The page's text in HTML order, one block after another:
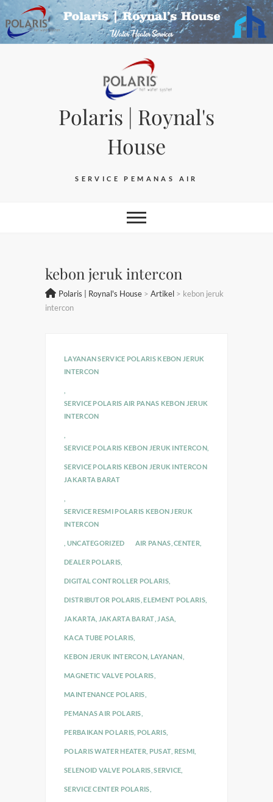
Skip
to
content
Polaris | Roynal's
House
SERVICE PEMANAS AIR
kebon jeruk intercon
Polaris | Roynal's House > Artikel > kebon jeruk
intercon
LAYANAN SERVICE POLARIS KEBON JERUK
INTERCON
SERVICE POLARIS AIR PANAS KEBON JERUK
INTERCON
SERVICE POLARIS KEBON JERUK INTERCON,
SERVICE POLARIS KEBON JERUK INTERCON
JAKARTA BARAT
SERVICE RESMI POLARIS KEBON JERUK
INTERCON
UNCATEGORIZED AIR PANAS ,CENTER,
DEALER POLARIS
DIGITAL CONTROLLER POLARIS,
DISTRIBUTOR POLARIS ,ELEMENT POLARIS,
JAKARTA JAKARTA BARAT JASA
KACA TUBE POLARIS
KEBON JERUK INTERCON LAYANAN
MAGNETIC VALVE POLARIS
MAINTENANCE POLARIS
PEMANAS AIR POLARIS
PERBAIKAN POLARIS POLARIS,
POLARIS WATER HEATER PUSAT RESMI
SELENOID VALVE POLARIS ,SERVICE
SERVICE CENTER POLARIS